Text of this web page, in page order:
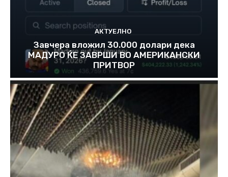
АКТУЕЛНО
Завчера вложил 30.000 долари дека
МАДУРО ЌЕ ЗАВРШИ ВО АМЕРИКАНСКИ
ПРИТВОР